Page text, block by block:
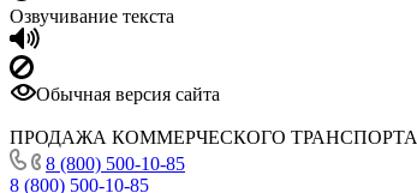
Озвучивание текста
Обычная версия сайта
ПРОДАЖА КОММЕРЧЕСКОГО ТРАНСПОРТА
8 (800) 500-10-85
8 (800) 500-10-85